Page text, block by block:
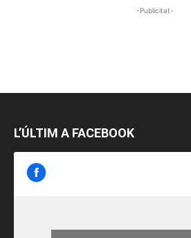
-Publicitat-
L’ÚLTIM A FACEBOOK